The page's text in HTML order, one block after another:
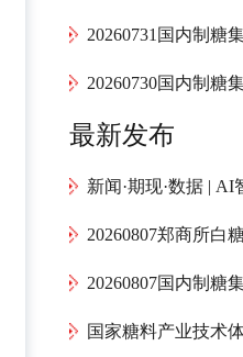
20260731国内制糖
20260730国内制糖
最新发布
新闻·期现·数据 | AI
20260807郑商所白
20260807国内制糖